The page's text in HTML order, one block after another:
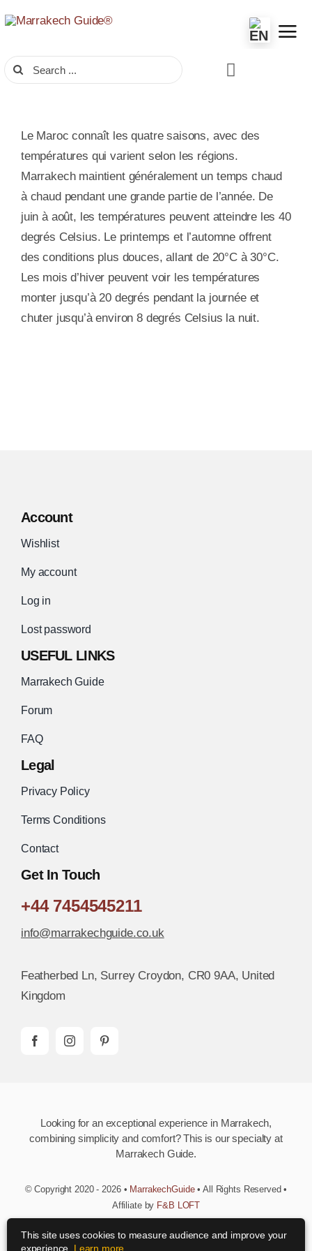
to
Search
for:
Le Maroc connaît les quatre saisons, avec des
températures qui varient selon les régions.
Marrakech maintient généralement un temps chaud
à chaud pendant une grande partie de l’année. De
juin à août, les températures peuvent atteindre les 40
degrés Celsius. Le printemps et l’automne offrent
des conditions plus douces, allant de 20°C à 30°C.
Les mois d’hiver peuvent voir les températures
monter jusqu’à 20 degrés pendant la journée et
chuter jusqu’à environ 8 degrés Celsius la nuit.
Account
Wishlist
My account
Log in
Lost password
USEFUL LINKS
Marrakech Guide
Forum
FAQ
Legal
Privacy Policy
Terms Conditions
Contact
Get In Touch
+44 7454545211
info@marrakechguide.co.uk
Featherbed Ln, Surrey Croydon, CR0 9AA, United
Kingdom
Looking for an exceptional experience in Marrakech,
combining simplicity and comfort? This is our specialty at
Marrakech Guide.
© Copyright 2020 - 2026 • MarrakechGuide • All Rights Reserved •
Affiliate by F&B LOFT
Download MarrakechGuide App
This site uses cookies to measure audience and improve your
experience. Learn more